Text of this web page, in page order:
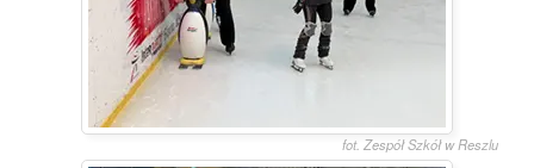
fot. Zespół Szkół w Reszlu